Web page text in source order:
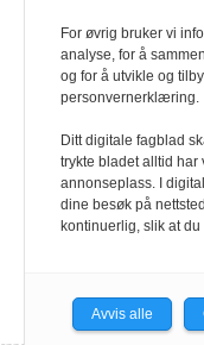
For øvrig bruker vi
analyse, for å
og for å utvikle og
personvernerklæring.
Ditt digitale fagblad
trykte bladet alltid
annonseplass. I
dine besøk på
kontinuerlig, slik at
Avvis alle